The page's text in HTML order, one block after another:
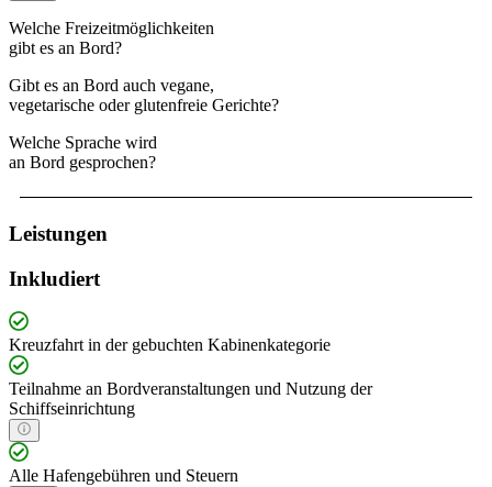
Welche Freizeitmöglichkeiten
gibt es an Bord?
Gibt es an Bord auch vegane,
vegetarische oder glutenfreie Gerichte?
Welche Sprache wird
an Bord gesprochen?
Leistungen
Inkludiert
Kreuzfahrt in der gebuchten Kabinenkategorie
Teilnahme an Bordveranstaltungen und Nutzung der
Schiffseinrichtung
Alle Hafengebühren und Steuern